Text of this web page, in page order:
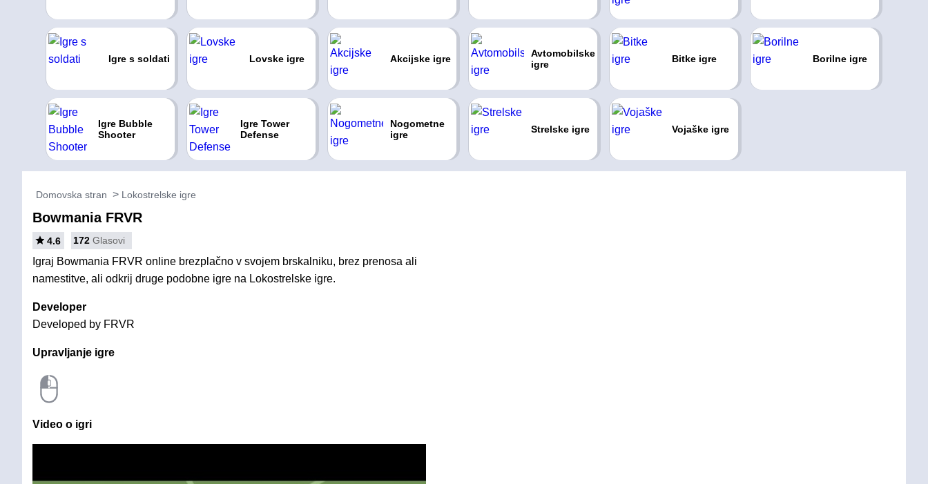
Igre s soldati Lovske igre Akcijske igre
Avtomobilske
igre
Bitke igre Borilne igre
Igre Bubble
Shooter
Igre Tower
Defense
Nogometne
igre
Strelske igre Vojaške igre
Domovska stran Lokostrelske igre
Bowmania FRVR
4.6 172 Glasovi
Igraj Bowmania FRVR online brezplačno v svojem brskalniku, brez prenosa ali
namestitve, ali odkrij druge podobne igre na Lokostrelske igre.
Developer
Developed by FRVR
Upravljanje igre
Video o igri